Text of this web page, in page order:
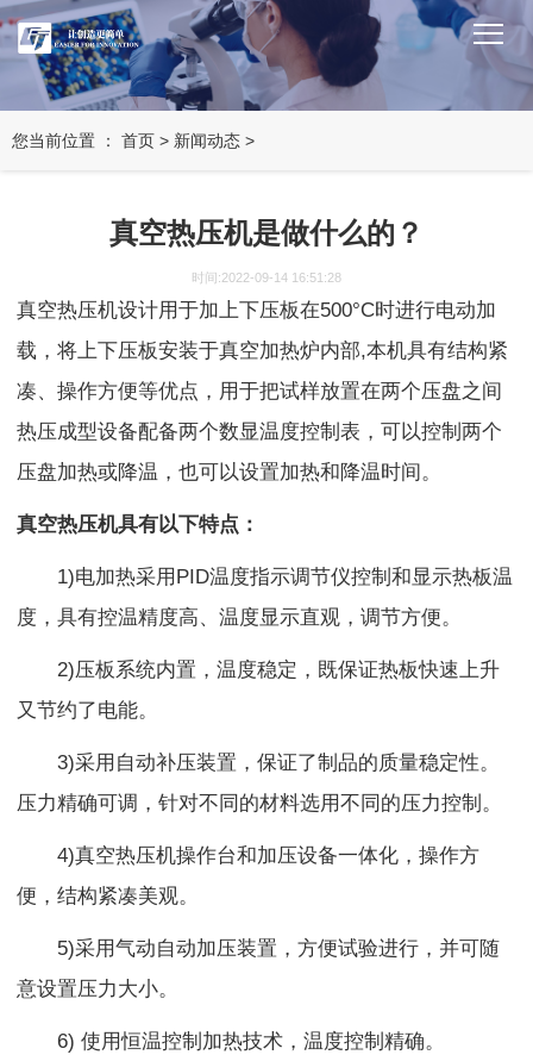
您当前位置 ： 首页 > 新闻动态 >
真空热压机是做什么的？
时间:2022-09-14 16:51:28
真空热压机设计用于加上下压板在500°C时进行电动加
载，将上下压板安装于真空加热炉内部,本机具有结构紧
凑、操作方便等优点，用于把试样放置在两个压盘之间
热压成型设备配备两个数显温度控制表，可以控制两个
压盘加热或降温，也可以设置加热和降温时间。
真空热压机具有以下特点：
1)电加热采用PID温度指示调节仪控制和显示热板温
度，具有控温精度高、温度显示直观，调节方便。
2)压板系统内置，温度稳定，既保证热板快速上升
又节约了电能。
3)采用自动补压装置，保证了制品的质量稳定性。
压力精确可调，针对不同的材料选用不同的压力控制。
4)真空热压机操作台和加压设备一体化，操作方
便，结构紧凑美观。
5)采用气动自动加压装置，方便试验进行，并可随
意设置压力大小。
6) 使用恒温控制加热技术，温度控制精确。